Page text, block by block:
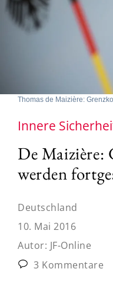
Thomas de Maizière:
Innere
De Maizière:
werden
Deutschland
10. Mai 2016
Autor: JF-Online
3 Kommentare